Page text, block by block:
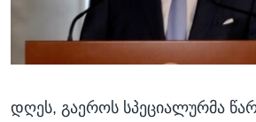
ᲡᲢᲣᲓᲘᲐ ᲕᲐᲨᲘᲜᲒᲢᲝᲜᲘ
ᲔᲙᲝᲜᲝᲛᲘᲙᲐ
ᲯᲐᲜᲛᲠᲗᲔᲚᲝᲑᲐ
ᲘᲜᲢᲔᲠᲕᲘᲣ
Learning English
დღეს, გაეროს სპეციალურმა